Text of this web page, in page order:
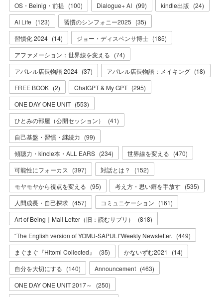
OS・Beinig・前提 (100) Dialogue+ AI (99) kindle出版 (24)
AI Life (123) 習慣のシンフォニー2025 (35)
習慣化 2024 (14) ジョー・ディスペンサ博士 (185)
アファメーション：世界線を変える (74)
アパレル店長物語 2024 (37) アパレル店長物語：メイキング (18)
FREE BOOK (2) ChatGPT & My GPT (295)
ONE DAY ONE UNIT (553)
ひとみの部屋（公開セッション）
(41)
自己基盤・習慣・継続力 (99)
傾聴力・kincle本・ALL EARS (234) 世界線を変える (470)
可能性にフォーカス
(397) 対話とは？ (152)
モヤモヤから視点を変える (95) 考え方・思い癖を手放す (535)
人間成長・自己探求 (457) コミュニケーション (161)
Art of Being｜Mail Letter（旧：読むサプリ）
(818)
“The English version of YOMU-SAPULI”Weekly Newsletter. (449)
まぐまぐ『Hitomi Collected』
(35) かないずむ2021 (14)
自分を大切にする (140) Announcement (463)
ONE DAY ONE UNIT 2017～
(250)